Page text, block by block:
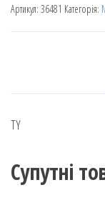
Артикул: 36481 Категорія:
TY
Супутні